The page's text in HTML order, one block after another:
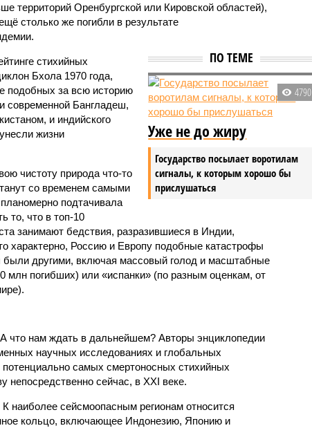
территорий Оренбургской или Кировской областей),
столько же погибли в результате
ПО ТЕМЕ
4790
Уже не до жиру
Государство посылает воротилам
сигналы, к которым хорошо бы
прислушаться
стихийных
Бхола 1970 года,
за всю историю
современной Бангладеш,
и индийского
жизни
чистоту природа что-то
со временем самыми
подтачивала
то, что в топ-10
занимают бедствия, разразившиеся в Индии,
характерно, Россию и Европу подобные катастрофы
были другими, включая массовый голод и масштабные
млн погибших) или «испанки» (по разным оценкам, от
что нам ждать в дальнейшем? Авторы энциклопедии
научных исследованиях и глобальных
потенциально самых смертоносных стихийных
непосредственно сейчас, в XXI веке.
наиболее сейсмоопасным регионам относится
кольцо, включающее Индонезию, Японию и